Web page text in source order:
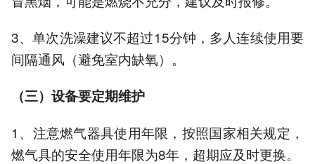
3、单次洗澡建议不超过15分钟，多人连续使用要
间隔通风（避免室内缺氧）。
（三）设备要定期维护
1、注意燃气器具使用年限，按照国家相关规定，
燃气具的安全使用年限为8年，超期应及时更换。